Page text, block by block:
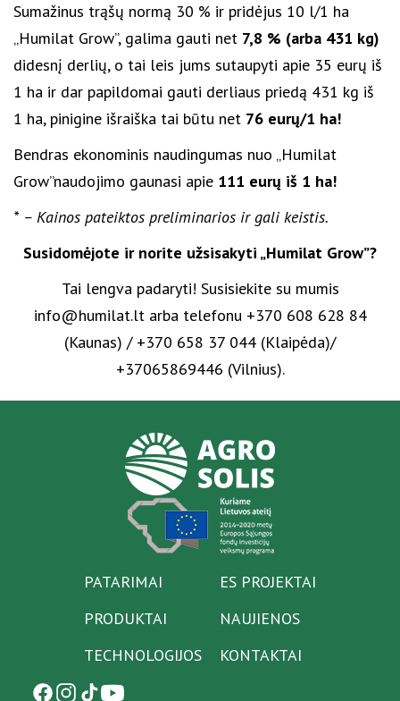
Sumažinus trąšų normą 30 % ir pridėjus 10 l/1 ha
„Humilat Grow”, galima gauti net 7,8 % (arba 431 kg)
didesnį derlių, o tai leis jums sutaupyti apie 35 eurų iš
1 ha ir dar papildomai gauti derliaus priedą 431 kg iš
1 ha, pinigine išraiška tai būtu net 76 eurų/1 ha!
Bendras ekonominis naudingumas nuo „Humilat
Grow”naudojimo gaunasi apie 111 eurų iš 1 ha!
* – Kainos pateiktos preliminarios ir gali keistis.
Susidomėjote ir norite užsisakyti „Humilat Grow”?
Tai lengva padaryti! Susisiekite su mumis
info@humilat.lt arba telefonu +370 608 628 84
(Kaunas) / +370 658 37 044 (Klaipėda)/
+37065869446 (Vilnius).
PATARIMAI
PRODUKTAI
TECHNOLOGIJOS
ES PROJEKTAI
NAUJIENOS
KONTAKTAI